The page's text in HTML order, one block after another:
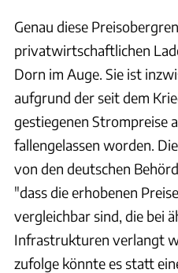
Genau diese
privatwirtschaftlichen
Dorn im Auge. Sie ist
aufgrund der seit dem
gestiegenen Strompreise
fallengelassen worden.
von den deutschen
"dass die erhobenen
vergleichbar sind, die bei
Infrastrukturen verlangt
zufolge könnte es statt